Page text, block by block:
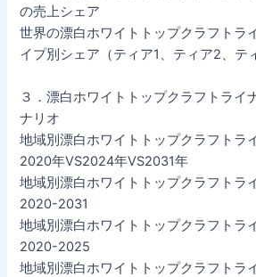
の売上シェア
世界の漂白ホワイトトップクラフトラ
イプ別シェア（ティア1、ティア2、テ
３．漂白ホワイトトップクラフトライ
ナリオ
地域別漂白ホワイトトップクラフトラ
2020年VS2024年VS2031年
地域別漂白ホワイトトップクラフトラ
2020-2031
地域別漂白ホワイトトップクラフトラ
2020-2025
地域別漂白ホワイトトップクラフトラ